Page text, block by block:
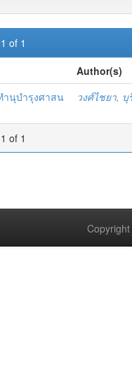
of 1
Author(s)
ำนุบำรุงศาสน
วงศ์ไชยา,
of 1